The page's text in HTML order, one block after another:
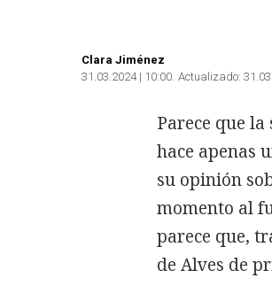
Clara Jiménez
31.03.2024 | 10:00 Actualizado:
Parece que
hace apenas
su opinión
momento al
parece que,
de Alves de